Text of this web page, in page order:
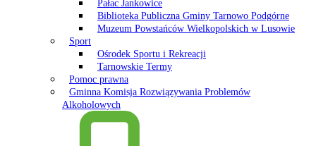
Pałac Jankowice
Biblioteka Publiczna Gminy Tarnowo Podgórne
Muzeum Powstańców Wielkopolskich w Lusowie
Sport
Ośrodek Sportu i Rekreacji
Tarnowskie Termy
Pomoc prawna
Gminna Komisja Rozwiązywania Problemów
Alkoholowych